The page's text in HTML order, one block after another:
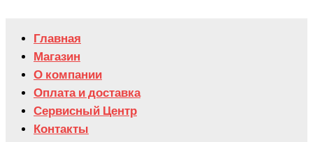
Главная
Магазин
О компании
Оплата и доставка
Сервисный Центр
Контакты